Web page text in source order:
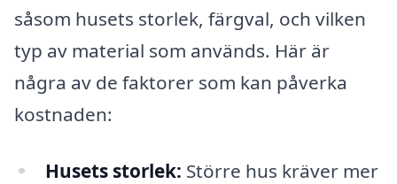
såsom husets storlek, färgval, och vilken
typ av material som används. Här är
några av de faktorer som kan påverka
kostnaden:
Husets storlek: Större hus kräver mer